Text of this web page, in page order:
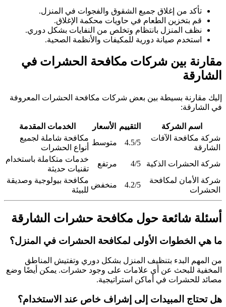
تأكد من إغلاق جميع الشقوق والفجوات في المنزل.
قم بتخزين الطعام في حاويات محكمة الإغلاق.
نظف المنزل بانتظام وتخلص من النفايات بشكل دوري.
استخدم صيانة دورية للمكيفات والأنظمة الصحية.
مقارنة بين شركات مكافحة الحشرات في
الشارقة
إليك مقارنة بسيطة بين بعض شركات مكافحة الحشرات المعروفة
في الشارقة:
اسم الشركة التقييم الأسعار
الخدمات المقدمة
شركة مكافحة الآفات
الشارقة
4.5/5 متوسط
مكافحة شاملة لجميع
أنواع الحشرات
شركة الحشرات الذكية
4/5 مرتفع
خدمات متكاملة باستخدام
تقنيات حديثة
شركة الأمان لمكافحة
الحشرات
4.2/5 منخفض
مكافحة بيولوجية وصديقة
للبيئة
أسئلة شائعة حول مكافحة حشرات الشارقة
ما هي الخطوات الأولى لمكافحة الحشرات في المنزل؟
من المهم البدء بتنظيف المنزل بشكل دوري وتفتيش المناطق
المخفية للبحث عن أي علامات على وجود حشرات. يمكن أيضًا وضع
مصائد للحشرات في أماكن استراتيجية.
هل تحتاج المبيدات إلى إشراف خاص عند الاستخدام؟